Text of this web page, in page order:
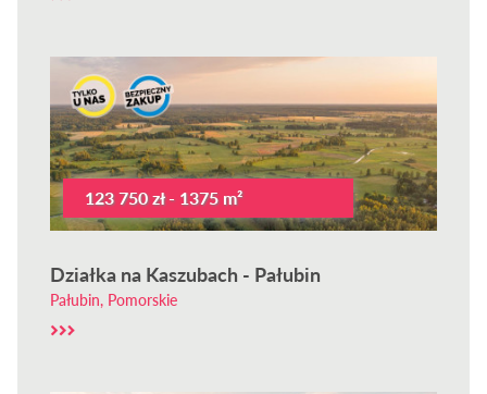
123 750 zł - 1375 m²
Działka na Kaszubach - Pałubin
Pałubin, Pomorskie